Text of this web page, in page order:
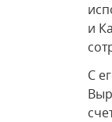
и
С